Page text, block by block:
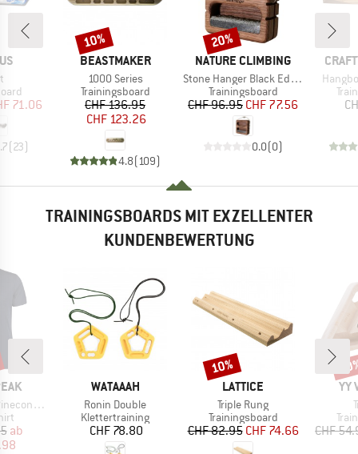
Preis
71.06
(23)
MARKE
BEASTMAKER
Artikel
1000 Series
Produktgruppe
Trainingsboard
Preis
CHF 136.95reduzierter Preis
CHF 123.26
4.8(109)
Rabatt
10%
MARKE
NATURE CLIMBING
Artikel
Stone Hanger Black Edition
Produktgruppe
Trainingsboard
Preis
CHF 96.95reduzierter Preis
CHF 77.56
0.0(0)
Rabatt
20%
Artikel
TRAININGSBOARDS MIT EXZELLENTER
KUNDENBEWERTUNG
II T-Shirt
Preis
ab
MARKE
WATAAAH
Artikel
Ronin Double
Produktgruppe
Klettertraining
Preis
CHF 78.80
MARKE
LATTICE
Artikel
Triple Rung
Produktgruppe
Trainingsboard
Preis
CHF 82.95reduzierter Preis
CHF 74.66
Rabatt
10%
YY
CHF